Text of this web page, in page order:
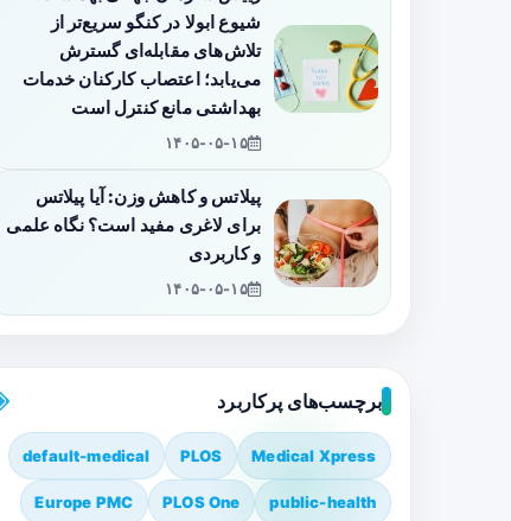
شیوع ابولا در کنگو سریع‌تر از
تلاش‌های مقابله‌ای گسترش
می‌یابد؛ اعتصاب کارکنان خدمات
بهداشتی مانع کنترل است
۱۴۰۵-۰۵-۱۵
پیلاتس و کاهش وزن: آیا پیلاتس
برای لاغری مفید است؟ نگاه علمی
و کاربردی
۱۴۰۵-۰۵-۱۵
برچسب‌های پرکاربرد
Medical Xpress
PLOS
default-medical
public-health
PLOS One
Europe PMC